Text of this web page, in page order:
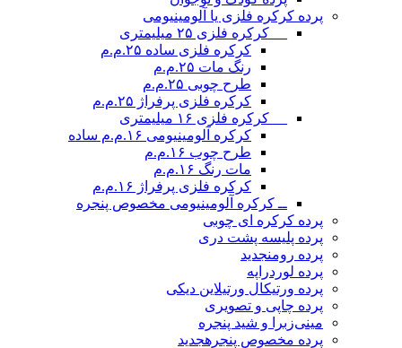
پرده کرکره فلزی یا آلومینیومی
__ کرکره فلزی ۲۵ میلیمتری
کرکره فلزی ساده ۲۵.م.م
رنگ مات ۲۵.م.م
طرح چوبی ۲۵.م.م
کرکره فلزی پرفراژ ۲۵.م.م
__ کرکره فلزی ۱۶ میلیمتری
کرکره آلومینیومی ۱۶.م.م ساده
طرح چوب ۱۶.م.م
مات رنگ ۱۶.م.م
کرکره فلزی پرفراژ ۱۶.م.م
ــ کرکره آلومینیومی مخصوص پنجره
پرده کرکره ای چوبی
پرده پلیسه پشت دری
پرده رومنجدید
پرده لوردراپه
پرده ورتیکال ورتیلاین دیکی
پرده چاپی و تصویری
مینی‌زبرا و شید پنجره
پرده مخصوص پنجره جدید